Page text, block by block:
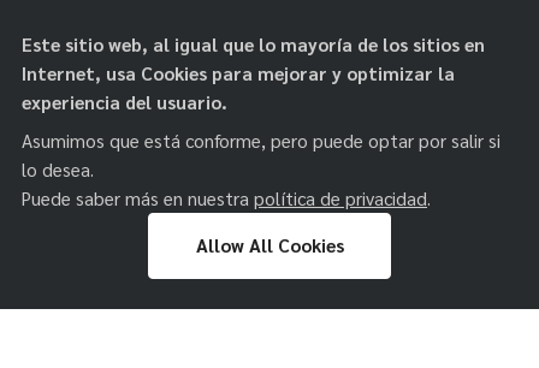
paz
Este sitio web, al igual que lo mayoría de los sitios en
Internet, usa Cookies para mejorar y optimizar la
experiencia del usuario.
Asumimos que está conforme, pero puede optar por salir si
lo desea.
Puede saber más en nuestra política de privacidad.
Allow All Cookies